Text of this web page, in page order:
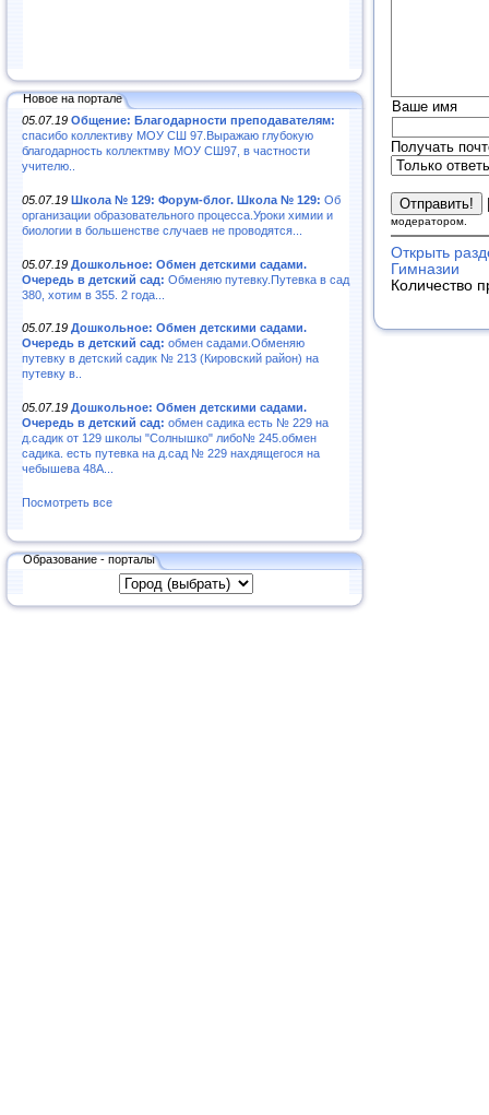
Новое на портале
05.07.19 Общение: Благодарности преподавателям:
спасибо коллективу МОУ СШ 97.Выражаю глубокую
благодарность коллектмву МОУ СШ97, в частности
учителю..
05.07.19 Школа № 129: Форум-блог. Школа № 129: Об
организации образовательного процесса.Уроки химии и
биологии в большенстве случаев не проводятся...
05.07.19 Дошкольное: Обмен детскими садами.
Очередь в детский сад: Обменяю путевку.Путевка в сад
380, хотим в 355. 2 года...
05.07.19 Дошкольное: Обмен детскими садами.
Очередь в детский сад: обмен садами.Обменяю
путевку в детский садик № 213 (Кировский район) на
путевку в..
05.07.19 Дошкольное: Обмен детскими садами.
Очередь в детский сад: обмен садика есть № 229 на
д.садик от 129 школы "Солнышко" либо№ 245.обмен
садика. есть путевка на д.сад № 229 нахдящегося на
чебышева 48А...
Посмотреть все
Образование - порталы
Ваше имя
Получать
модератором.
Открыть
Гимназии
Количество